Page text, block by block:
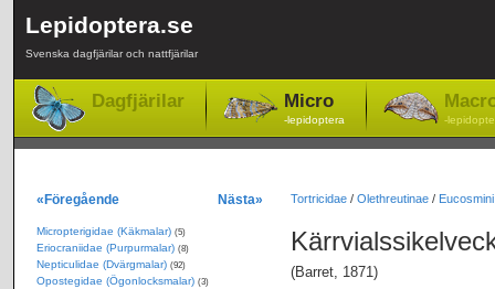
Lepidoptera.se
Svenska dagfjärilar och nattfjärilar
Dagfjärilar Micro
-lepidoptera -
Tortricidae/ Olethreutinae/ Eucosmini
(Barret, 1871)
«Föregående Nästa»
Micropterigidae (Käkmalar) (5)
Eriocraniidae (Purpurmalar) (8)
Nepticulidae (Dvärgmalar) (92)
Opostegidae (Ögonlocksmalar) (3)